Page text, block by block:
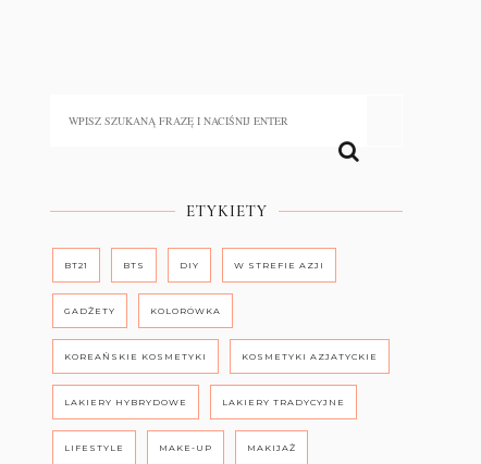
ETYKIETY
BT21 BTS DIY W STREFIE AZJI
GADŻETY KOLORÓWKA
KOREAŃSKIE KOSMETYKI KOSMETYKI AZJATYCKIE
LAKIERY HYBRYDOWE LAKIERY TRADYCYJNE
LIFESTYLE MAKE-UP MAKIJAŻ